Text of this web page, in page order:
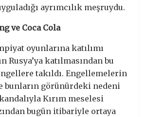
ayrımcılık meşruydu.
ve Coca Cola
oyunlarına katılımı
Rusya’ya katılmasından bu
takıldı. Engellemelerin
bunların görünürdeki nedeni
Kırım meselesi
bugün itibariyle ortaya